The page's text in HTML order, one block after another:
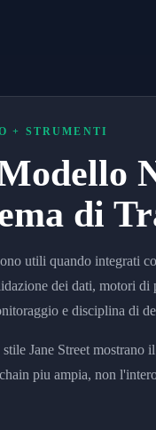
+ STRUMENTI
di
utili quando integrati
dei dati, motori
e disciplina di
Jane Street
piu ampia, non